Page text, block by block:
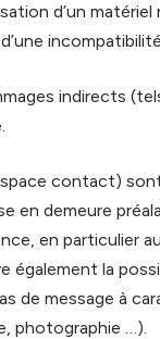
d’un
indirects
contact)
en demeure
en particulier
également la
de message à
photographie …).